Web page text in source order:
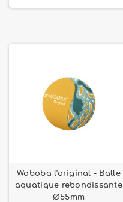
Waboba l'original - Balle
aquatique rebondissante
Ø55mm